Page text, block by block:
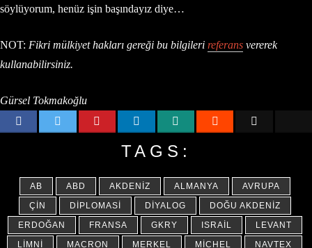
söylüyorum, henüz işin başındayız diye…
NOT: Fikri mülkiyet hakları gereği bu bilgileri referans vererek
kullanabilirsiniz.
Gürsel Tokmakoğlu
TAGS:
AB ABD AKDENIZ ALMANYA
AVRUPA
ÇIN
DIPLOMASI DIYALOG
DOĞU AKDENIZ
ERDOĞAN
FRANSA GKRY ISRAIL
LEVANT
LIMNI
MACRON MERKEL MICHEL
NAVTEX